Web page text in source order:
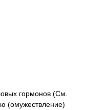
гормонов (См.
(омужествление)